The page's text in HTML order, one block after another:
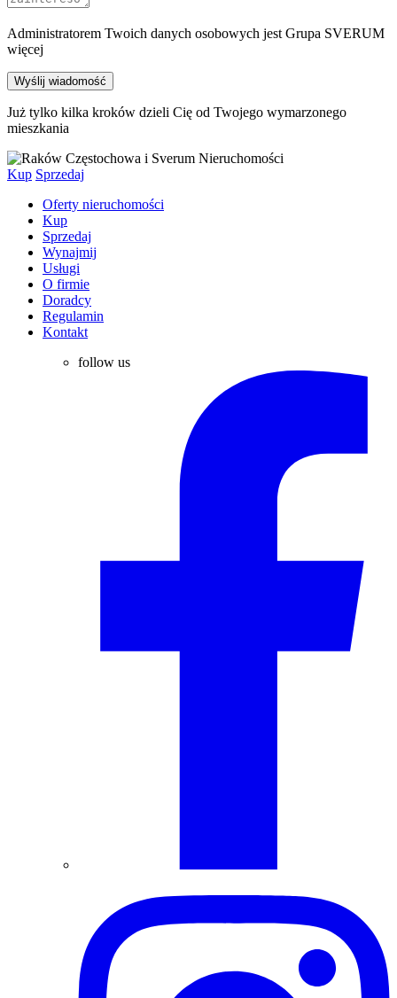
Administratorem Twoich danych osobowych jest Grupa SVERUM
więcej
Już tylko kilka kroków dzieli Cię od Twojego wymarzonego
mieszkania
Kup Sprzedaj
Oferty nieruchomości
Kup
Sprzedaj
Wynajmij
Usługi
O firmie
Doradcy
Regulamin
Kontakt
follow us